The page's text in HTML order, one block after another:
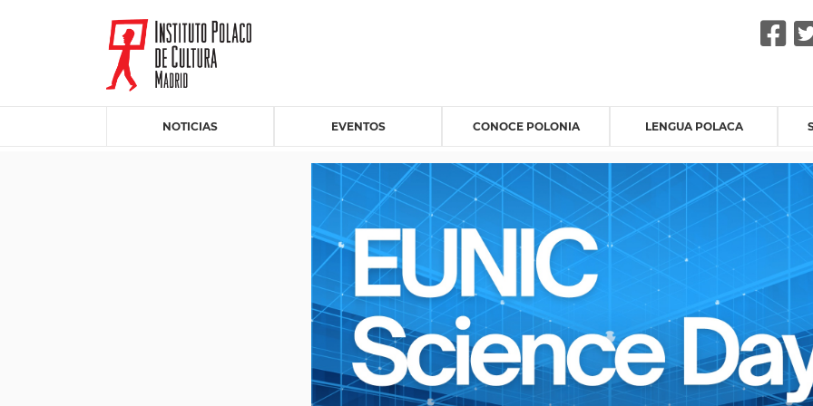
NOTICIAS EVENTOS CONOCE POLONIA LENGUA POLACA